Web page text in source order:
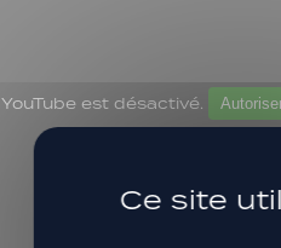
YouTube est désactivé.
Ce site